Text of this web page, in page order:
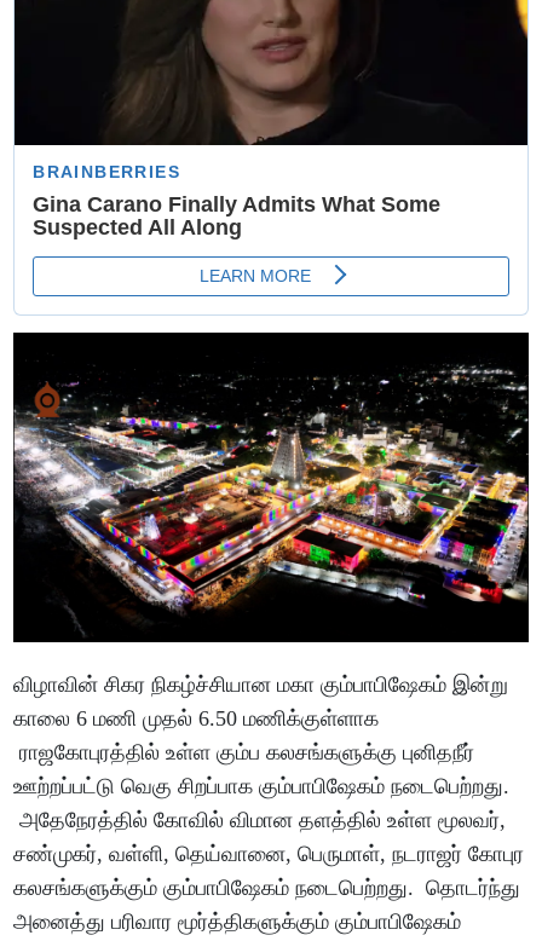
விழாவின் சிகர நிகழ்ச்சியான மகா கும்பாபிஷேகம் இன்று
காலை 6 மணி முதல் 6.50 மணிக்குள்ளாக
ராஜகோபுரத்தில் உள்ள கும்ப கலசங்களுக்கு புனிதநீர்
ஊற்றப்பட்டு வெகு சிறப்பாக கும்பாபிஷேகம் நடைபெற்றது.
அதேநேரத்தில் கோவில் விமான தளத்தில் உள்ள மூலவர்,
சண்முகர், வள்ளி, தெய்வானை, பெருமாள், நடராஜர் கோபுர
கலசங்களுக்கும் கும்பாபிஷேகம் நடைபெற்றது. தொடர்ந்து
அனைத்து பரிவார மூர்த்திகளுக்கும் கும்பாபிஷேகம்